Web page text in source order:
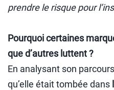
prendre le risque pour
Pourquoi certaines
que d’autres luttent ?
En analysant son
qu’elle était tombée dans